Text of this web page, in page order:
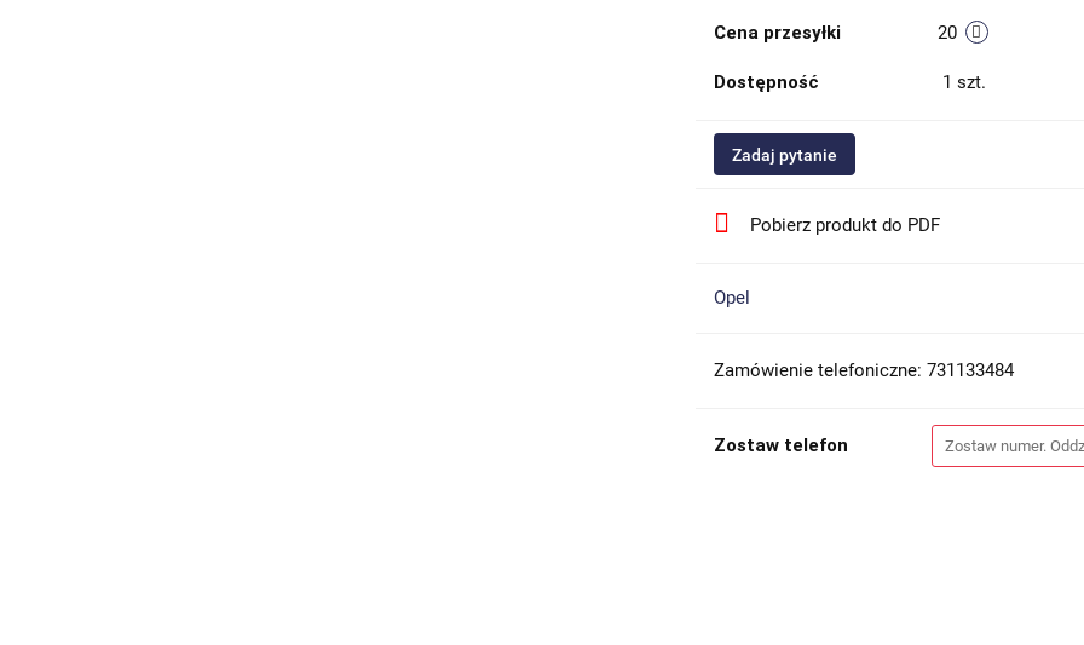
Cena przesyłki 20
Dostępność 1 szt.
Zadaj pytanie
Pobierz produkt do PDF
Opel
Zamówienie telefoniczne: 731133484
Zostaw telefon